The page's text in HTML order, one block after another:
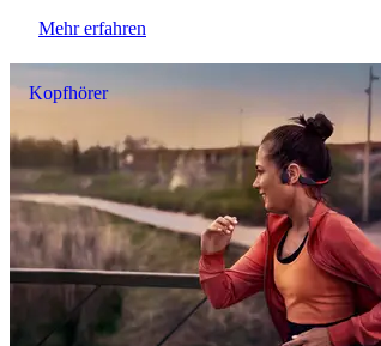
Mehr erfahren
Kopfhörer